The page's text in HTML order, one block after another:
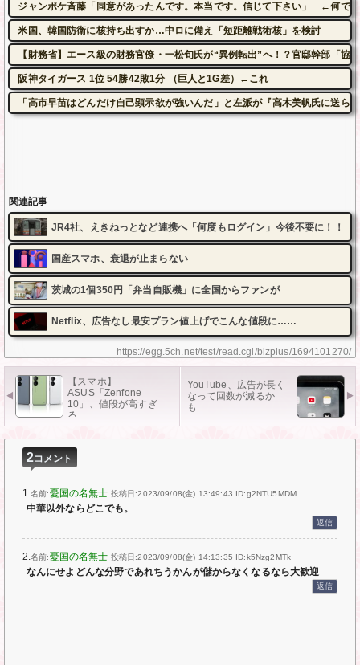
https://egg.5ch.net/test/read.cgi/bizplus/1694101270/
ジャンポケ斉藤「同意があったんです。本当です。信じて下さい」 ←何で
米国、韓国防衛に核持ち出すか…中ロに備え「短距離戦術核」を検討
【財務省】エース級の財務官僚・一松旬氏が“異例転出”へ！？官邸幹部「協
阪神タイガース 1位 54勝42敗1分 （巨人と1G差）←これ
「高市早苗はどんだけ自己顕示欲が強いんだ」と左派が『高木美帆氏に送
関連記事
JR4社、えきねっとなど連携へ「何度もログイン」今後不要に！！
国産スマホ、衰退が止まらない
茨城の1個350円「弁当自販機」に全国からファンが
Netflix、広告なし最安プラン値上げでこんな値段に……
【スマホ】
ASUS「Zenfone
10」、値段が高すぎ
る…
YouTube、広告が長く
なって回数が減るか
も……
2コメント
1.名前:憂国の名無士 投稿日:2023/09/08(金) 13:49:43 ID:g2NTU5MDM
中華以外ならどこでも。
返信
2.名前:憂国の名無士 投稿日:2023/09/08(金) 14:13:35 ID:k5Nzg2MTk
なんにせよどんな分野であれちうかんが儲からなくなるなら大歓迎
返信